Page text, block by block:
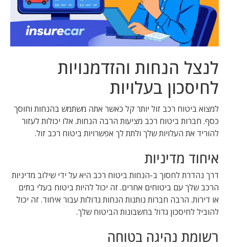
לנצל הנחות והזדמנויות
לחיסכון בעלויות
למצוא ביטוח רכב זול יותר קל כאשר אתה משתמש בהנחות וחוסך
כסף. חברות ביטוח רכב מציעות הרבה הנחות. אלו יכולות לעזור
להוריד את העלויות שלך ולתת לך אפשרויות ביטוח רכב זול.
איחוד מדיניות
דרך נהדרת לחסוך ב-הנחות ביטוח רכב היא על ידי שילוב מדיניות
הרכב שלך עם ביטוחים אחרים. זה יכול להיות ביטוח בעלי בתים
או דירות. הרבה חברות נותנות הנחות גדולות עבור איחוד. זה יכול
להוביל לחיסכון גדול בחשבונות הביטוח שלך.
רשומת נהיגה בטוחה